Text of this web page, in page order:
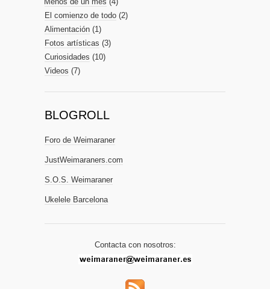
El comienzo de todo (2)
Alimentación (1)
Fotos artísticas (3)
Curiosidades (10)
Videos (7)
BLOGROLL
Foro de Weimaraner
JustWeimaraners.com
S.O.S. Weimaraner
Ukelele Barcelona
Contacta con nosotros: